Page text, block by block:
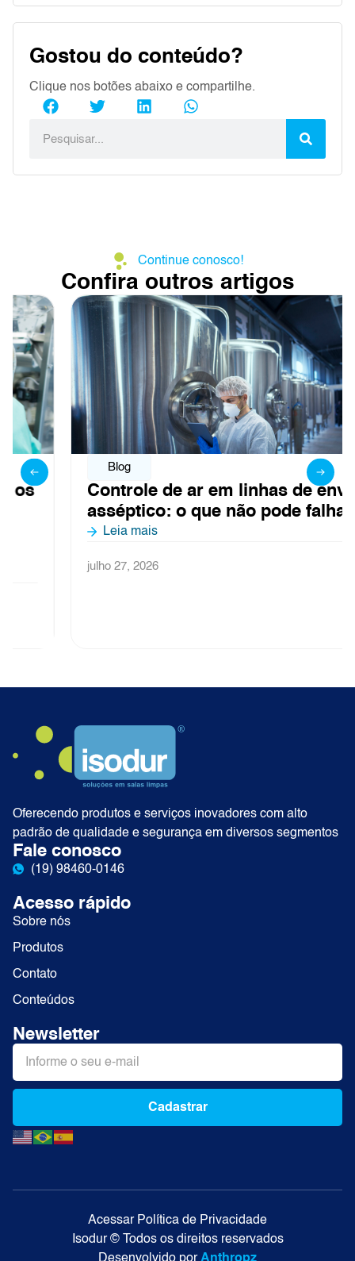
Gostou do conteúdo?
Clique nos botões abaixo e compartilhe.
Continue conosco!
Confira outros artigos
Controle de ar em linhas de envase
asséptico: o que não pode falhar
Leia mais
julho 27, 2026
Oferecendo produtos e serviços inovadores com alto
padrão de qualidade e segurança em diversos segmentos
Fale conosco
(19) 98460-0146
Acesso rápido
Sobre nós
Produtos
Contato
Conteúdos
Newsletter
Cadastrar
Alternative:
Acessar Política de Privacidade
Isodur © Todos os direitos reservados